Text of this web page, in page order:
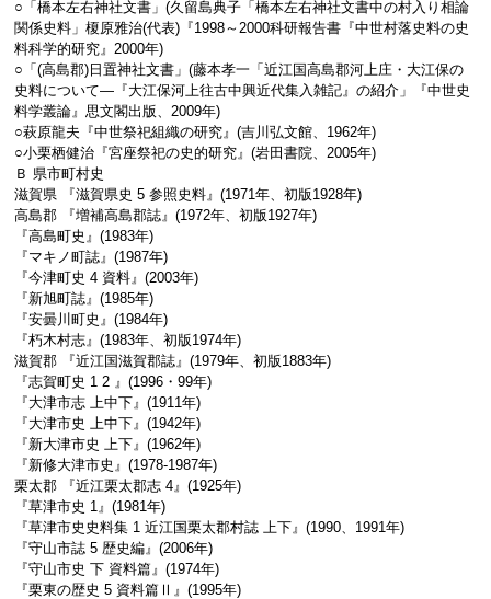
○「橋本左右神社文書」(久留島典子「橋本左右神社文書中の村入り相論
関係史料」榎原雅治(代表)『1998～2000科研報告書『中世村落史料の史
料科学的研究』2000年)
○「(高島郡)日置神社文書」(藤本孝一「近江国高島郡河上庄・大江保の
史料について―『大江保河上往古中興近代集入雑記』の紹介」『中世史
料学叢論』思文閣出版、2009年)
○萩原龍夫『中世祭祀組織の研究』(吉川弘文館、1962年)
○小栗栖健治『宮座祭祀の史的研究』(岩田書院、2005年)
Ｂ 県市町村史
滋賀県 『滋賀県史 5 参照史料』(1971年、初版1928年)
高島郡 『増補高島郡誌』(1972年、初版1927年)
『高島町史』(1983年)
『マキノ町誌』(1987年)
『今津町史 4 資料』(2003年)
『新旭町誌』(1985年)
『安曇川町史』(1984年)
『朽木村志』(1983年、初版1974年)
滋賀郡 『近江国滋賀郡誌』(1979年、初版1883年)
『志賀町史 1 2 』(1996・99年)
『大津市志 上中下』(1911年)
『大津市史 上中下』(1942年)
『新大津市史 上下』(1962年)
『新修大津市史』(1978-1987年)
栗太郡 『近江栗太郡志 4』(1925年)
『草津市史 1』(1981年)
『草津市史史料集 1 近江国栗太郡村誌 上下』(1990、1991年)
『守山市誌 5 歴史編』(2006年)
『守山市史 下 資料篇』(1974年)
『栗東の歴史 5 資料篇Ⅱ』(1995年)